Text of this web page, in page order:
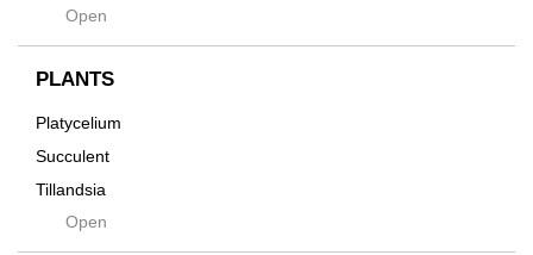
Innocence
Kodama
土・化粧石・活力剤
インテリア・デザイン雑貨
Tシャツ・バッグ
その他
Open
PLANTS
Platycelium
Succulent
Tillandsia
SeedsOpen